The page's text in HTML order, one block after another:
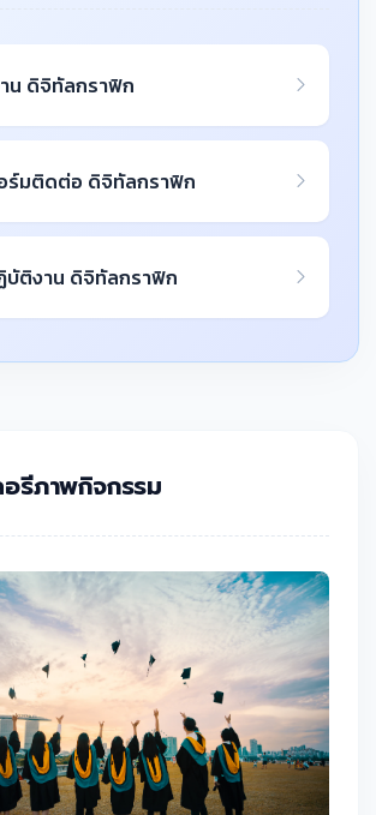
น ดิจิทัลกราฟิก
ร์มติดต่อ ดิจิทัลกราฟิก
บัติงาน ดิจิทัลกราฟิก
รีภาพกิจกรรม